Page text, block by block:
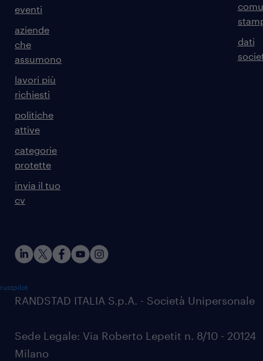
eventi
aziende
che
assumono
lavori più
richiesti
politiche
attive
categorie
protette
invia il tuo
cv
dati
RANDSTAD ITALIA S.p.A. - Società Unipersonale
Sede Legale: Via Roberto Lepetit n. 8/10 - 20124
Milano